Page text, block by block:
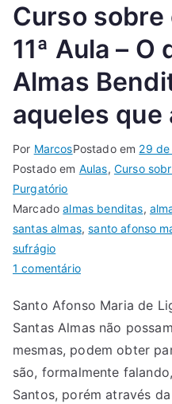
Curso sobre
11ª Aula –
Almas
aqueles que
Por MarcosPostado em 29 de
Postado em Aulas, Curso
Purgatório
Marcadoalmas benditas,
santas almas,santo afonso
sufrágio
1 comentário
Santo Afonso Maria de
Santas Almas não
mesmas, podem obter
são, formalmente
Santos, porém através